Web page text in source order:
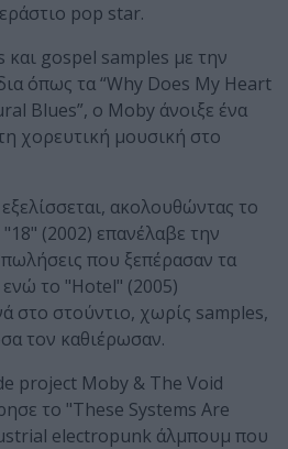
pop star.
και gospel samples με την
όπως τα “Why Does My Heart
Blues”, o Moby άνοιξε ένα
χορευτική μουσική στο
ακολουθώντας το
(2002) επανέλαβε την
που ξεπέρασαν τα
το "Hotel" (2005)
στο στούντιο, χωρίς samples,
τον καθιέρωσαν.
project Moby & The Void
το "These Systems Are
electropunk άλμπουμ που